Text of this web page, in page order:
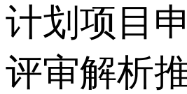
计划项目
评审解析